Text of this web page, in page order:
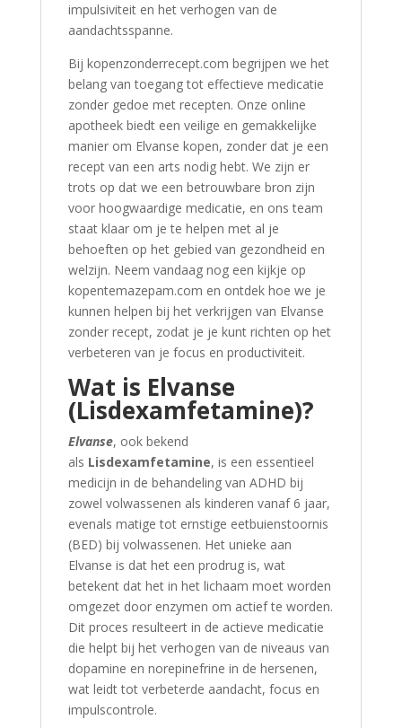
impulsiviteit en het verhogen van de
aandachtsspanne.
Bij kopenzonderrecept.com begrijpen we het
belang van toegang tot effectieve medicatie
zonder gedoe met recepten. Onze online
apotheek biedt een veilige en gemakkelijke
manier om Elvanse kopen, zonder dat je een
recept van een arts nodig hebt. We zijn er
trots op dat we een betrouwbare bron zijn
voor hoogwaardige medicatie, en ons team
staat klaar om je te helpen met al je
behoeften op het gebied van gezondheid en
welzijn. Neem vandaag nog een kijkje op
kopentemazepam.com en ontdek hoe we je
kunnen helpen bij het verkrijgen van Elvanse
zonder recept, zodat je je kunt richten op het
verbeteren van je focus en productiviteit.
Wat is Elvanse
(Lisdexamfetamine)?
Elvanse, ook bekend
als Lisdexamfetamine, is een essentieel
medicijn in de behandeling van ADHD bij
zowel volwassenen als kinderen vanaf 6 jaar,
evenals matige tot ernstige eetbuienstoornis
(BED) bij volwassenen. Het unieke aan
Elvanse is dat het een prodrug is, wat
betekent dat het in het lichaam moet worden
omgezet door enzymen om actief te worden.
Dit proces resulteert in de actieve medicatie
die helpt bij het verhogen van de niveaus van
dopamine en norepinefrine in de hersenen,
wat leidt tot verbeterde aandacht, focus en
impulscontrole.